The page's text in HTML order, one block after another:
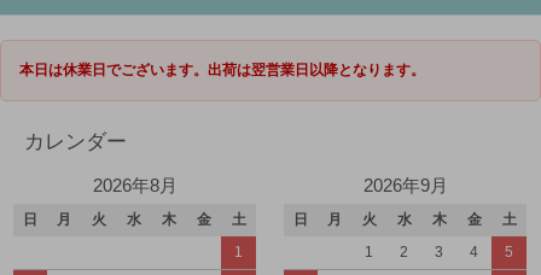
本日は休業日でございます。出荷は翌営業日以降となります。
カレンダー
2026年8月
日 月 火 水 木 金
土
1
2026年9月
日 月 火 水 木 金
土
1
2 3 4
5